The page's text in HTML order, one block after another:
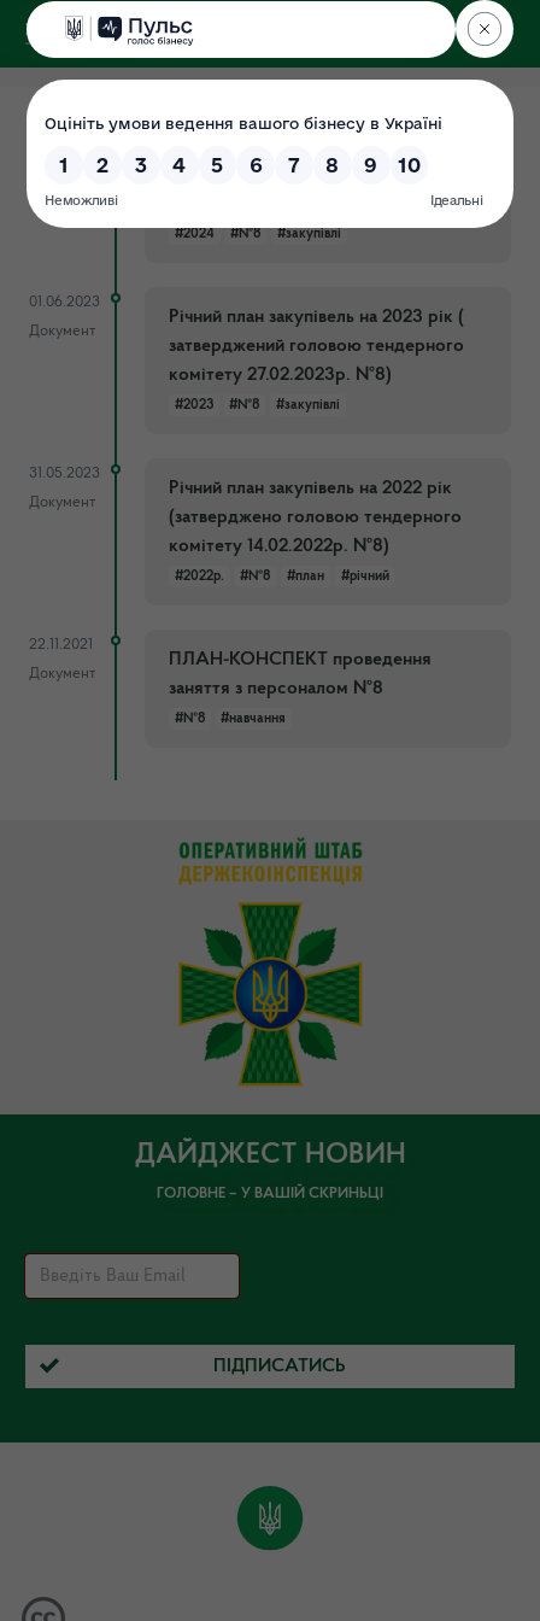
ДЕРЖЕКОІНСПЕКЦІЯ
Поліського округу
13.02.2024
Документ
затверджений в.о. уповноваженної
#2024 #№8 #закупівлі
01.06.2023
Документ
Річний план закупівель на 2023 рік (
затверджений головою тендерного
комітету 27.02.2023р. №8)
#2023 #№8 #закупівлі
31.05.2023
Документ
Річний план закупівель на 2022 рік
(затверджено головою тендерного
комітету 14.02.2022р. №8)
#2022р. #№8 #план #річний
22.11.2021
Документ
ПЛАН-КОНСПЕКТ проведення
заняття з персоналом №8
#№8 #навчання
ДАЙДЖЕСТ НОВИН
ГОЛОВНЕ – У ВАШІЙ СКРИНЬЦІ
ПІДПИСАТИСЬ